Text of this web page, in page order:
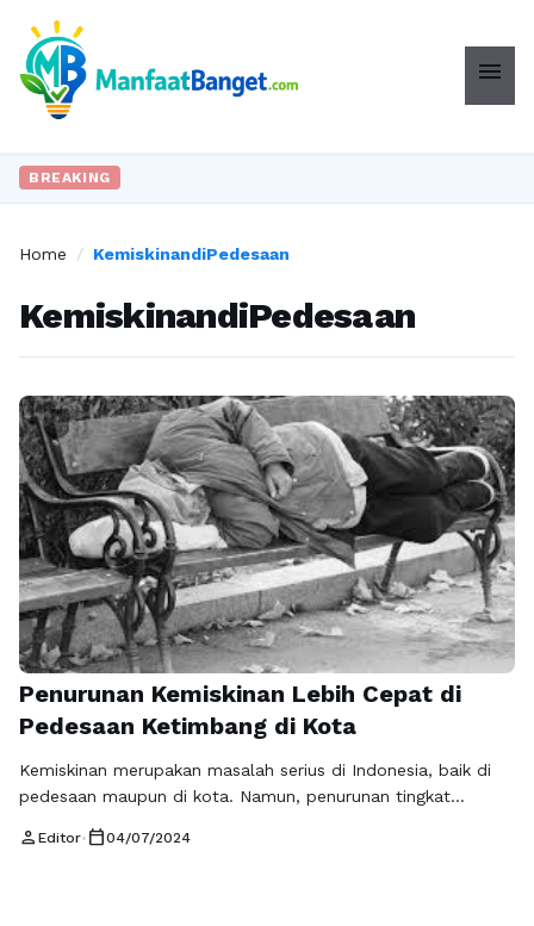
menu
BREAKING
Home / KemiskinandiPedesaan
KemiskinandiPedesaan
Penurunan Kemiskinan Lebih Cepat di
Pedesaan Ketimbang di Kota
Kemiskinan merupakan masalah serius di Indonesia, baik di
pedesaan maupun di kota. Namun, penurunan tingkat
dibandingkan dengan di kota. Hal ini menjadi perhatian
person Editor• calendar_today04/07/2024